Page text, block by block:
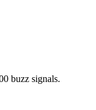
buzz signals.